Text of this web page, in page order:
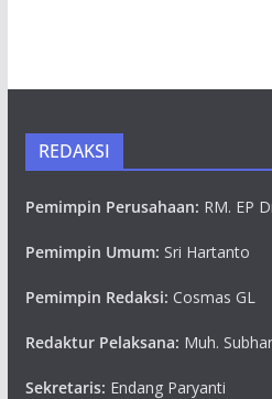
REDAKSI
Pemimpin Perusahaan: RM. EP
Pemimpin Umum: Sri Hartanto
Pemimpin Redaksi: Cosmas GL
Redaktur Pelaksana: Muh.
Sekretaris: Endang Paryanti